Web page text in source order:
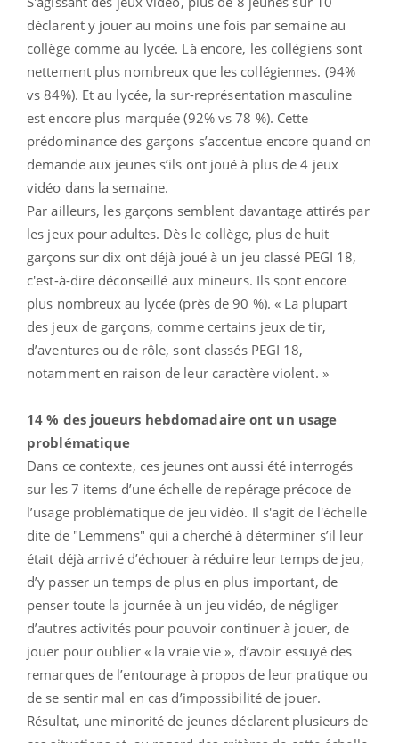
déclarent y jouer au moins une fois par semaine au
collège comme au lycée. Là encore, les collégiens sont
nettement plus nombreux que les collégiennes. (94%
vs 84%). Et au lycée, la sur-représentation masculine
est encore plus marquée (92% vs 78 %). Cette
prédominance des garçons s’accentue encore quand on
demande aux jeunes s’ils ont joué à plus de 4 jeux
vidéo dans la semaine.
Par ailleurs, les garçons semblent davantage attirés par
les jeux pour adultes. Dès le collège, plus de huit
garçons sur dix ont déjà joué à un jeu classé PEGI 18,
c'est-à-dire déconseillé aux mineurs. Ils sont encore
plus nombreux au lycée (près de 90 %). « La plupart
des jeux de garçons, comme certains jeux de tir,
d’aventures ou de rôle, sont classés PEGI 18,
notamment en raison de leur caractère violent. »
14 % des joueurs hebdomadaire ont un usage
problématique
Dans ce contexte, ces jeunes ont aussi été interrogés
sur les 7 items d’une échelle de repérage précoce de
l’usage problématique de jeu vidéo. Il s'agit de l'échelle
dite de "Lemmens" qui a cherché à déterminer s’il leur
était déjà arrivé d’échouer à réduire leur temps de jeu,
d’y passer un temps de plus en plus important, de
penser toute la journée à un jeu vidéo, de négliger
d’autres activités pour pouvoir continuer à jouer, de
jouer pour oublier « la vraie vie », d’avoir essuyé des
remarques de l’entourage à propos de leur pratique ou
de se sentir mal en cas d’impossibilité de jouer.
Résultat, une minorité de jeunes déclarent plusieurs de